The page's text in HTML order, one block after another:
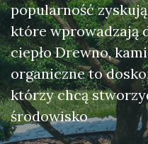
popularność
które wprowadzają
ciepło Drewno,
organiczne to
którzy chcą
środowisko